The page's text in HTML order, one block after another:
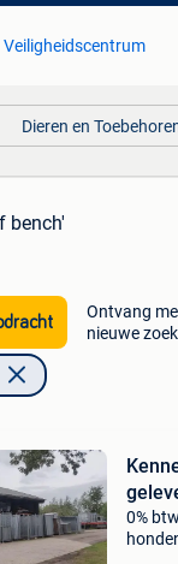
Veiligheidscentrum
Dieren en
bench'
Ontvang
nieuwe
0%